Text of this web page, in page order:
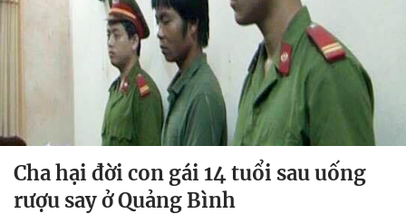
Cha hại đời con gái 14 tuổi sau uống
rượu say ở Quảng Bình